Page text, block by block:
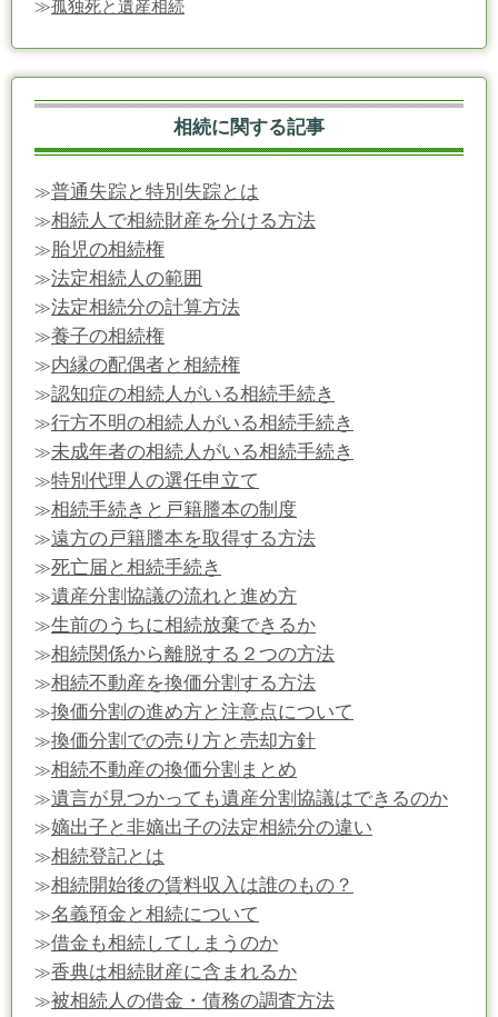
≫孤独死と遺産相続
相続に関する記事
≫普通失踪と特別失踪とは
≫相続人で相続財産を分ける方法
≫胎児の相続権
≫法定相続人の範囲
≫法定相続分の計算方法
≫養子の相続権
≫内縁の配偶者と相続権
≫認知症の相続人がいる相続手続き
≫行方不明の相続人がいる相続手続き
≫未成年者の相続人がいる相続手続き
≫特別代理人の選任申立て
≫相続手続きと戸籍謄本の制度
≫遠方の戸籍謄本を取得する方法
≫死亡届と相続手続き
≫遺産分割協議の流れと進め方
≫生前のうちに相続放棄できるか
≫相続関係から離脱する２つの方法
≫相続不動産を換価分割する方法
≫換価分割の進め方と注意点について
≫換価分割での売り方と売却方針
≫相続不動産の換価分割まとめ
≫遺言が見つかっても遺産分割協議はできるのか
≫嫡出子と非嫡出子の法定相続分の違い
≫相続登記とは
≫相続開始後の賃料収入は誰のもの？
≫名義預金と相続について
≫借金も相続してしまうのか
≫香典は相続財産に含まれるか
≫被相続人の借金・債務の調査方法